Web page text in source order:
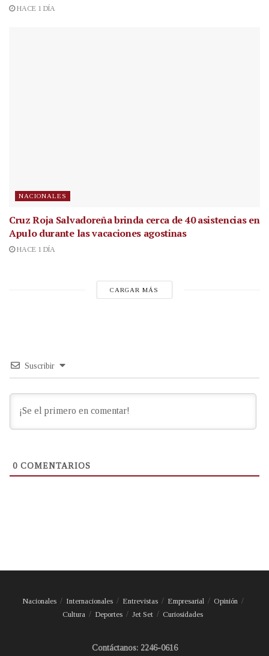
HACE 1 DÍA
NACIONALES
Cruz Roja Salvadoreña brinda cerca de 40 asistencias en
Apulo durante las vacaciones agostinas
HACE 1 DÍA
CARGAR MÁS
Suscribir
0 COMENTARIOS
Nacionales Internacionales Entrevistas Empresarial
Opinión
Cultura
Deportes Jet Set Curiosidades
Contáctanos: 2246-0616